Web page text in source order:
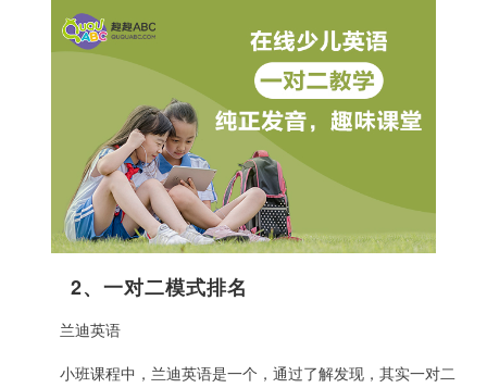
2、一对二模式排名
兰迪英语
小班课程中，兰迪英语是一个，通过了解发现，其实一对二